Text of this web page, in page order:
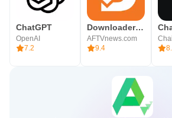
ChatGPT
OpenAI
7.2
Downloader by AFTVnews
AFTVnews.com
9.4